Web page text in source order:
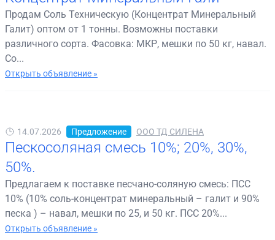
Продам Соль Техническую (Концентрат Минеральный
Галит) оптом от 1 тонны. Возможны поставки
различного сорта. Фасовка: МКР, мешки по 50 кг, навал.
Со...
Открыть объявление »
14.07.2026 Предложение ООО ТД СИЛЕНА
Пескосоляная смесь 10%; 20%, 30%,
50%.
Предлагаем к поставке песчано-соляную смесь: ПСС
10% (10% соль-концентрат минеральный – галит и 90%
песка ) – навал, мешки по 25, и 50 кг. ПСС 20%...
Открыть объявление »